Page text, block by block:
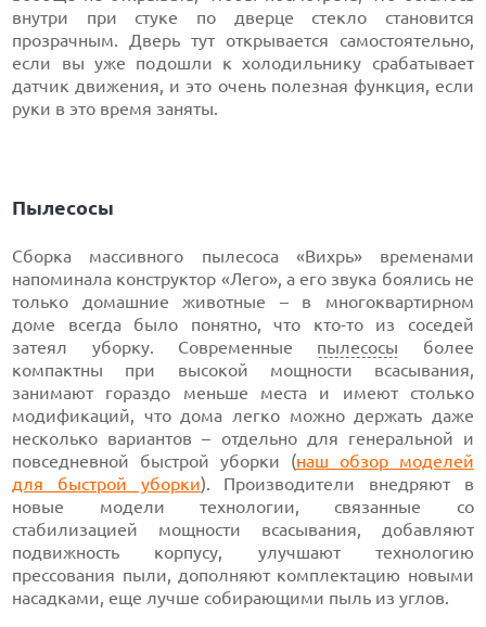
внутри при стуке по дверце стекло становится
прозрачным. Дверь тут открывается самостоятельно,
если вы уже подошли к холодильнику срабатывает
датчик движения, и это очень полезная функция, если
руки в это время заняты.
Пылесосы
Сборка массивного пылесоса «Вихрь» временами
напоминала конструктор «Лего», а его звука боялись не
только домашние животные – в многоквартирном
доме всегда было понятно, что кто-то из соседей
затеял уборку. Современные пылесосы более
компактны при высокой мощности всасывания,
занимают гораздо меньше места и имеют столько
модификаций, что дома легко можно держать даже
несколько вариантов – отдельно для генеральной и
повседневной быстрой уборки (наш обзор моделей
для быстрой уборки). Производители внедряют в
новые модели технологии, связанные со
стабилизацией мощности всасывания, добавляют
подвижность корпусу, улучшают технологию
прессования пыли, дополняют комплектацию новыми
насадками, еще лучше собирающими пыль из углов.